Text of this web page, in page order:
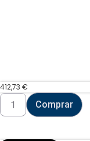
412,73 €
Teclado
DAITEM
cantidad
Comprar